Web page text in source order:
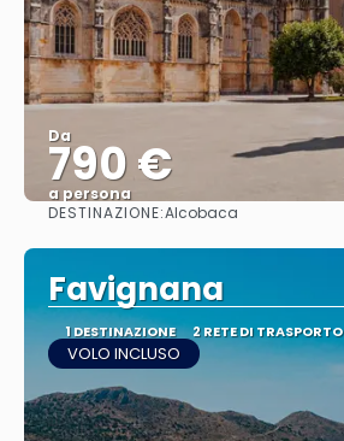
Da
790 €
a persona
DESTINAZIONE:Alcobaca
Favignana
1 DESTINAZIONE 2 RETE DI TRASPORTO
VOLO INCLUSO